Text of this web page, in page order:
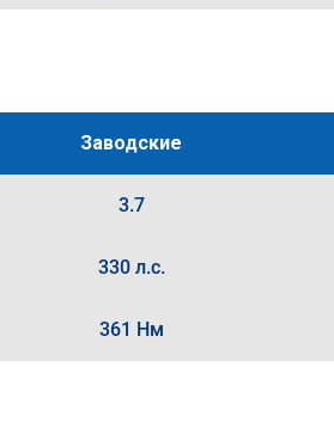
Заводские
3.7
330 л.с.
361 Нм